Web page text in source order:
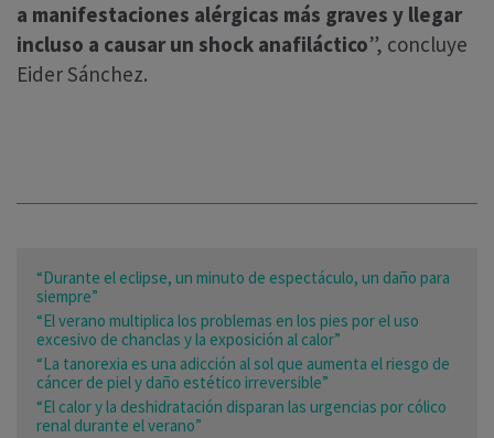
a manifestaciones alérgicas más graves y llegar
incluso a causar un shock anafiláctico”, concluye
Eider Sánchez.
“Durante el eclipse, un minuto de espectáculo, un daño para
siempre”
“El verano multiplica los problemas en los pies por el uso
excesivo de chanclas y la exposición al calor”
“La tanorexia es una adicción al sol que aumenta el riesgo de
cáncer de piel y daño estético irreversible”
“El calor y la deshidratación disparan las urgencias por cólico
renal durante el verano”